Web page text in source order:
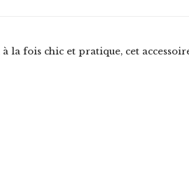
fois chic et pratique, cet